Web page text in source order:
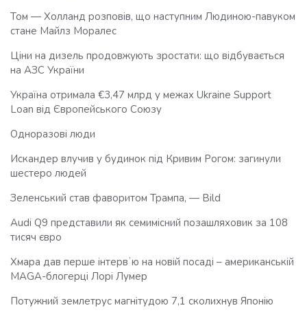
Том — Холланд розповів, що наступним Людиною-павуком
стане Майлз Моралес
Ціни на дизель продовжують зростати: що відбувається
на АЗС України
Україна отримала €3,47 млрд у межах Ukraine Support
Loan від Європейського Союзу
Одноразові люди
Искандер влучив у будинок під Кривим Рогом: загинули
шестеро людей
Зеленський став фаворитом Трампа, — Bild
Audi Q9 представили як семимісний позашляховик за 108
тисяч євро
Хмара дав перше інтервʼю на новій посаді – американській
MAGA-блогерці Лорі Лумер
Потужний землетрус магнітудою 7,1 сколихнув Японію